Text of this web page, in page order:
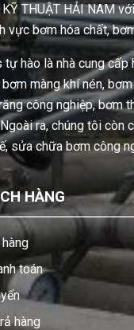
KỸ THUẬT HẢI NAM
vực bơm hóa chất,
tự hào là nhà cung cấp
màng khí nén,
công nghiệp, bơm
ra, chúng tôi còn
sửa chữa bơm công
HÀNG
toán
hàng